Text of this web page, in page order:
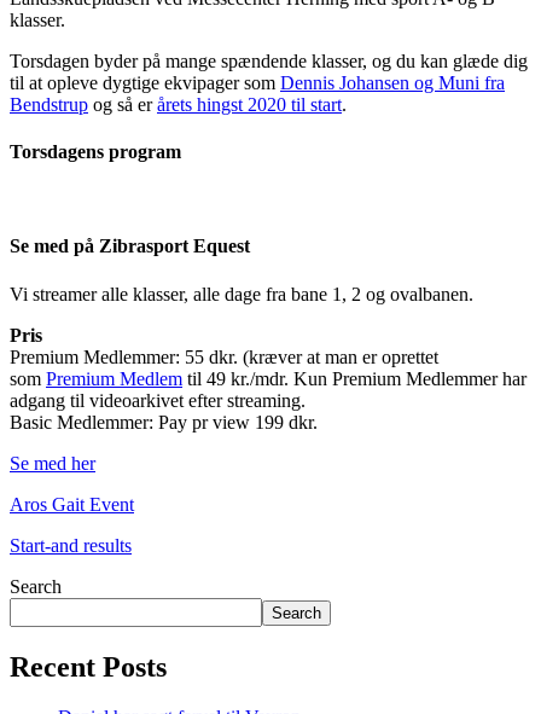
klasser.
Torsdagen byder på mange spændende klasser, og du kan glæde dig
til at opleve dygtige ekvipager som Dennis Johansen og Muni fra
Bendstrup og så erårets hingst 2020 til start.
Torsdagens program
Se med på Zibrasport Equest
Vi streamer alle klasser, alle dage fra bane 1, 2 og ovalbanen.
Pris
Premium Medlemmer: 55 dkr. (kræver at man er oprettet
som Premium Medlem til 49 kr./mdr. Kun Premium Medlemmer har
adgang til videoarkivet efter streaming.
Basic Medlemmer: Pay pr view 199 dkr.
Se med her
Aros Gait Event
Start-and results
Search
Search
Recent Posts